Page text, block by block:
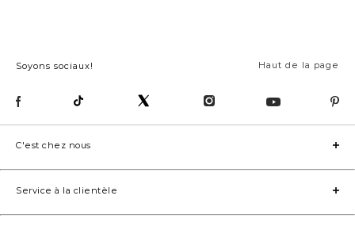
Haut de la page
Soyons sociaux!
C'est chez nous
Service à la clientèle